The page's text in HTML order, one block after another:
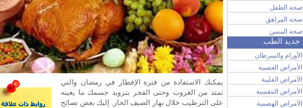
صحة الطفل
صحة المراهق
صحة المسن
جديد الطب
الأورام والسرطان
الأمراض العصبية
الأمراض القلبية
الأمراض التنفسية
الأمراض الهضمية
يمكنك الاستفادة من فترة الإفطار في رمضان والتي
تمتد من الغروب وحتى الفجر بتزويد جسمك ما يعينه
على الترطيب خلال نهار الصيف الحار. إليك بعض نصائح